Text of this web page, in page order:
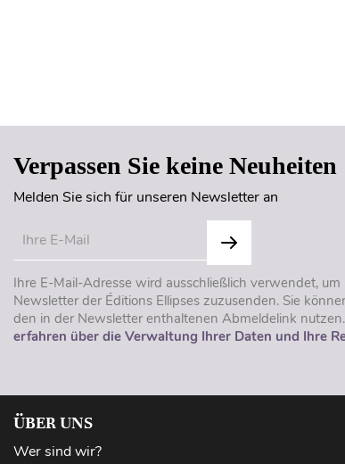
Verpassen Sie keine Neuheiten
Melden Sie sich für unseren Newsletter an
Ihre E-Mail-Adresse wird ausschließlich verwendet, um
Newsletter der Éditions Ellipses zuzusenden. Sie
den in der Newsletter enthaltenen Abmeldelink
erfahren über die Verwaltung Ihrer Daten und Ihre
ÜBER UNS
Wer sind wir?